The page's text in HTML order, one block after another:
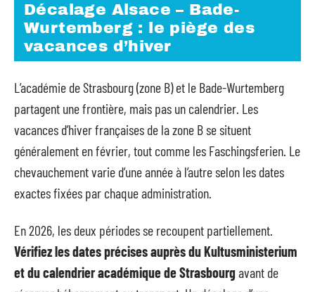
Décalage Alsace – Bade-
Wurtemberg : le piège des
vacances d’hiver
L’académie de Strasbourg (zone B) et le Bade-Wurtemberg
partagent une frontière, mais pas un calendrier. Les
vacances d’hiver françaises de la zone B se situent
généralement en février, tout comme les Faschingsferien. Le
chevauchement varie d’une année à l’autre selon les dates
exactes fixées par chaque administration.
En 2026, les deux périodes se recoupent partiellement.
Vérifiez les dates précises auprès du Kultusministerium
et du calendrier académique de Strasbourgavant de